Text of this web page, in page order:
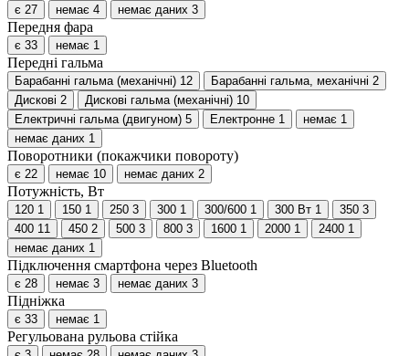
є 27 немає 4 немає даних 3
Передня фара
є 33 немає 1
Передні гальма
Барабанні гальма (механічні) 12 Барабанні гальма, механічні 2
Дискові 2 Дискові гальма (механічні) 10
Електричні гальма (двигуном) 5 Електронне 1 немає 1
немає даних 1
Поворотники (покажчики повороту)
є 22 немає 10 немає даних 2
Потужність, Вт
120 1 150 1 250 3 300 1 300/600 1 300 Вт 1 350 3
400 11 450 2 500 3 800 3 1600 1 2000 1 2400 1
немає даних 1
Підключення смартфона через Bluetooth
є 28 немає 3 немає даних 3
Підніжка
є 33 немає 1
Регульована рульова стійка